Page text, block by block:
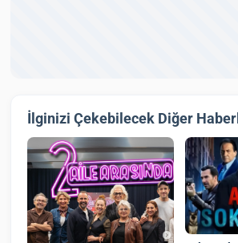
İlginizi Çekebilecek Diğer